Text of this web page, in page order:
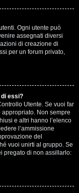
Ogni utente può
assegnati diversi
di creazione di
per un forum privato,
di essi?
Utente. Se vuoi far
Non sempre
e altri hanno l’elenco
l’ammissione
del
vuoi unirti al gruppo. Se
pregato di non assillarlo: